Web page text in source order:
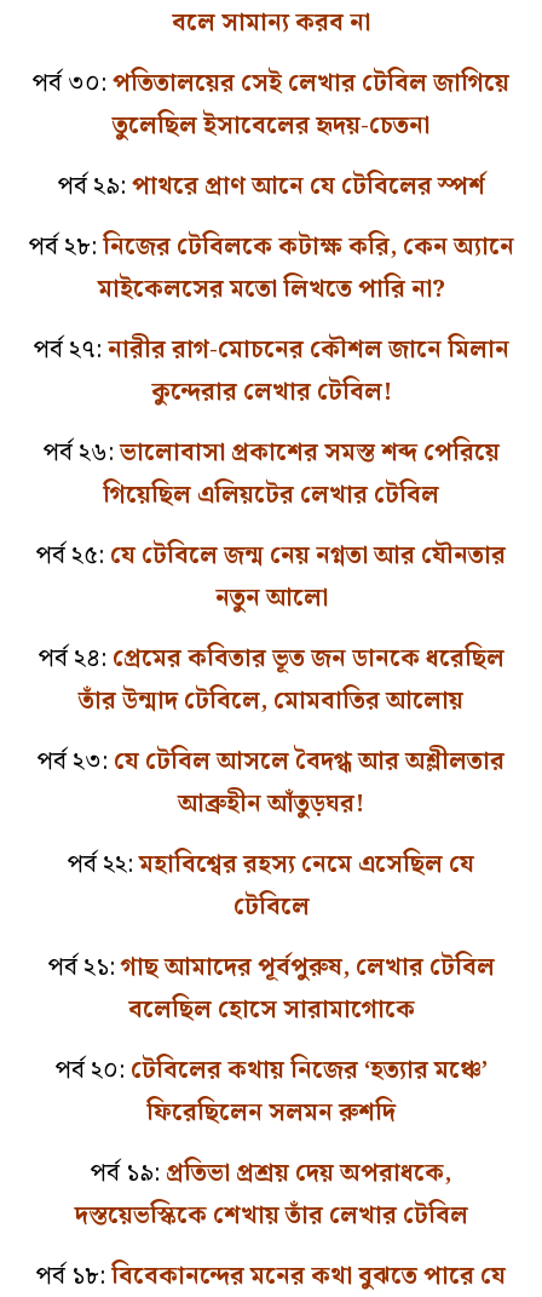
বলে সামান্য করব না
পর্ব ৩০:পতিতালয়ের সেই লেখার টেবিল জাগিয়ে
তুলেছিল ইসাবেলের হৃদয়-চেতনা
পর্ব ২৯:পাথরে প্রাণ আনে যে টেবিলের স্পর্শ
পর্ব ২৮:নিজের টেবিলকে কটাক্ষ করি, কেন অ্যানে
মাইকেলসের মতো লিখতে পারি না?
পর্ব ২৭:নারীর রাগ-মোচনের কৌশল জানে মিলান
কুন্দেরার লেখার টেবিল!
পর্ব ২৬:ভালোবাসা প্রকাশের সমস্ত শব্দ পেরিয়ে
গিয়েছিল এলিয়টের লেখার টেবিল
পর্ব ২৫: যে টেবিলে জন্ম নেয় নগ্নতা আর যৌনতার
নতুন আলো
পর্ব ২৪: প্রেমের কবিতার ভূত জন ডানকে ধরেছিল
তাঁর উন্মাদ টেবিলে, মোমবাতির আলোয়
পর্ব ২৩: যে টেবিল আসলে বৈদগ্ধ আর অশ্লীলতার
আব্রুহীন আঁতুড়ঘর!
পর্ব ২২:মহাবিশ্বের রহস্য নেমে এসেছিল যে
টেবিলে
পর্ব ২১:গাছ আমাদের পূর্বপুরুষ, লেখার টেবিল
বলেছিল হোসে সারামাগোকে
পর্ব ২০: টেবিলের কথায় নিজের ‘হত্যার মঞ্চে’
ফিরেছিলেন সলমন রুশদি
পর্ব ১৯: প্রতিভা প্রশ্রয় দেয় অপরাধকে,
দস্তয়েভস্কিকে শেখায় তাঁর লেখার টেবিল
পর্ব ১৮:বিবেকানন্দের মনের কথা বুঝতে পারে যে